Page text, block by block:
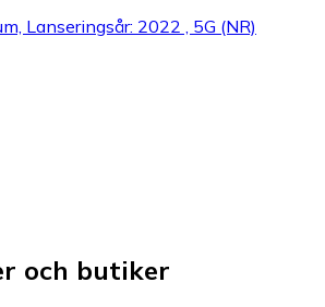
Lanseringsår: 2022 , 5G (NR)
och butiker